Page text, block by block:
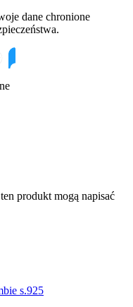
dane chronione
produkt mogą napisać